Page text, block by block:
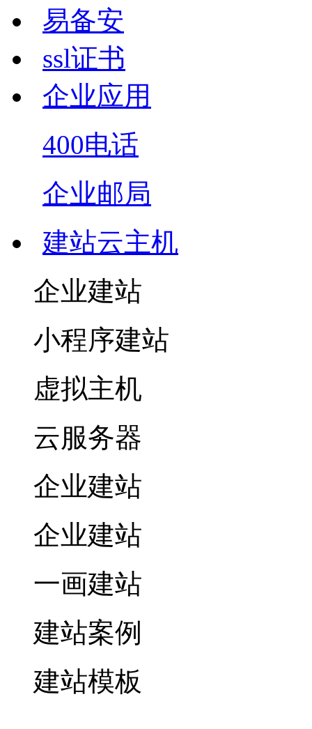
易备安
ssl证书
企业应用
400电话
企业邮局
建站云主机
企业建站
小程序建站
虚拟主机
云服务器
企业建站
企业建站
一画建站
建站案例
建站模板